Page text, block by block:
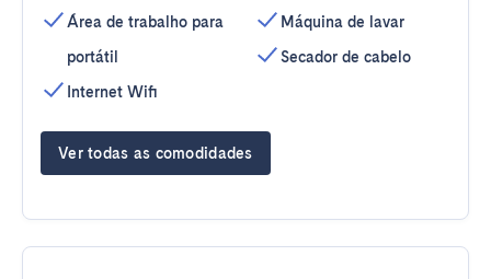
Área de trabalho para
portátil
Internet Wifi
Máquina de lavar
Secador de cabelo
Ver todas as comodidades